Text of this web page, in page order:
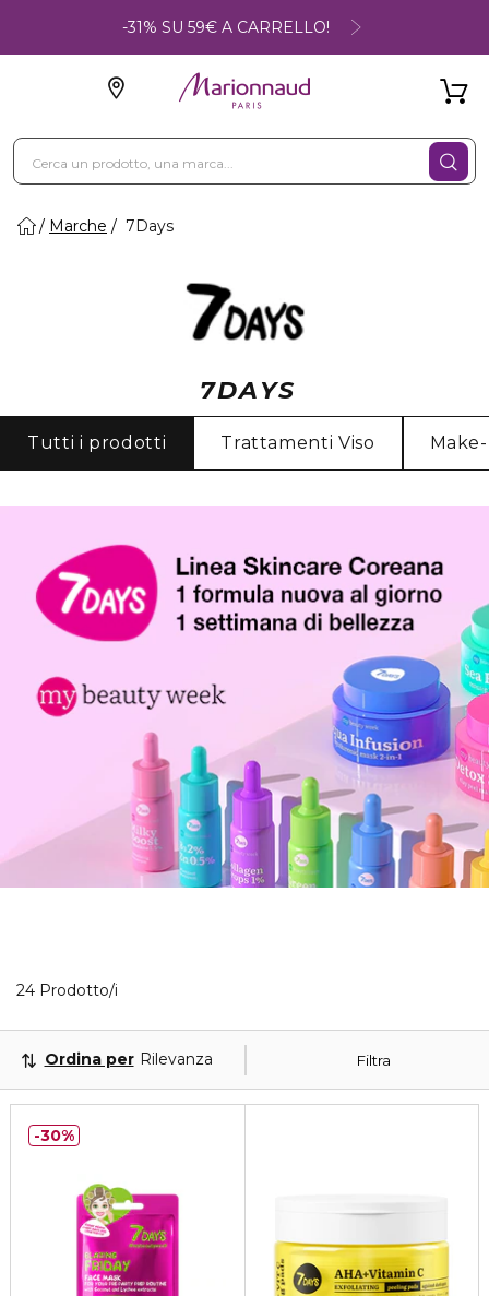
-31% SU 59€ A CARRELLO!
Marche 7Days
7DAYS
Tutti i prodotti Trattamenti Viso
24 Prodotto/i
Filtra
Ordina per Rilevanza
30%